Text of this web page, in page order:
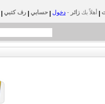
أهلاً بك زائر - دخول حسابي رف كتبي